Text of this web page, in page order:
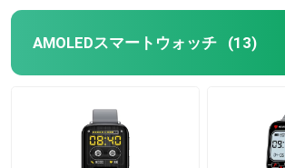
AMOLEDスマートウォッチ (13)